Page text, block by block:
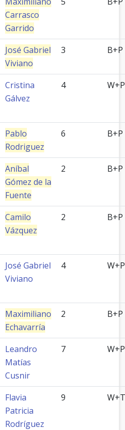
Carrasco
Garrido
José Gabriel
Viviano
3 B+P
Cristina
Gálvez
4 W+P
Pablo
Rodriguez
6 B+P
Aníbal
Gómez de la
Fuente
2 B+P
Camilo
Vázquez
2 B+P
José Gabriel
Viviano
4 W+P
Maximiliano
Echavarría
2 B+P
Leandro
Matías
Cusnir
7 W+P
Flavia
Patricia
Rodríguez
9 W+T